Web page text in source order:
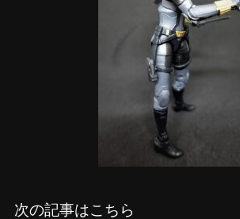
次の記事はこちら